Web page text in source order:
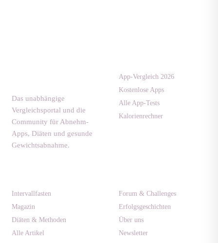
Das unabhängige
Vergleichsportal und die
Community für Abnehm-
Apps, Diäten und gesunde
Gewichtsabnahme.
App-Vergleich 2026
Kostenlose Apps
Alle App-Tests
Kalorienrechner
Intervallfasten
Magazin
Diäten & Methoden
Alle Artikel
Forum & Challenges
Erfolgsgeschichten
Über uns
Newsletter